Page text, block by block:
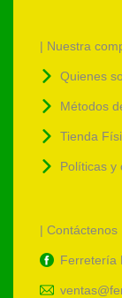
| Nuestra
Quienes
Métodos
Tienda
Políticas y
| Contáctenos
Ferretería